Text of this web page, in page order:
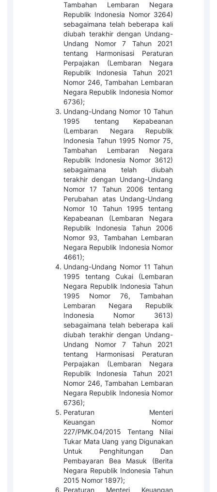
Tambahan Lembaran Negara
Republik Indonesia Nomor 3264)
sebagaimana telah beberapa kali
diubah terakhir dengan Undang-
Undang Nomor 7 Tahun 2021
tentang Harmonisasi Peraturan
Perpajakan (Lembaran Negara
Republik Indonesia Tahun 2021
Nomor 246, Tambahan Lembaran
Negara Republik Indonesia Nomor
6736);
Undang-Undang Nomor 10 Tahun
1995 tentang Kepabeanan
(Lembaran Negara Republik
Indonesia Tahun 1995 Nomor 75,
Tambahan Lembaran Negara
Republik Indonesia Nomor 3612)
sebagaimana telah diubah
terakhir dengan Undang-Undang
Nomor 17 Tahun 2006 tentang
Perubahan atas Undang-Undang
Nomor 10 Tahun 1995 tentang
Kepabeanan (Lembaran Negara
Republik Indonesia Tahun 2006
Nomor 93, Tambahan Lembaran
Negara Republik Indonesia Nomor
4661);
Undang-Undang Nomor 11 Tahun
1995 tentang Cukai (Lembaran
Negara Republik Indonesia Tahun
1995 Nomor 76, Tambahan
Lembaran Negara Republik
Indonesia Nomor 3613)
sebagaimana telah beberapa kali
diubah terakhir dengan Undang-
Undang Nomor 7 Tahun 2021
tentang Harmonisasi Peraturan
Perpajakan (Lembaran Negara
Republik Indonesia Tahun 2021
Nomor 246, Tambahan Lembaran
Negara Republik Indonesia Nomor
6736);
Peraturan Menteri
Keuangan Nomor
227/PMK.04/2015 Tentang Nilai
Tukar Mata Uang yang Digunakan
Untuk Penghitungan Dan
Pembayaran Bea Masuk (Berita
Negara Republik Indonesia Tahun
2015 Nomor 1897);
Peraturan Menteri Keuangan